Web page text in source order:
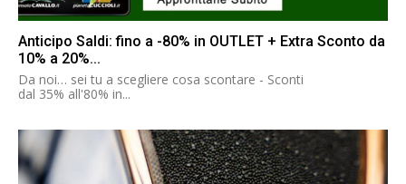
Anticipo Saldi: fino a -80% in OUTLET + Extra Sconto da
10% a 20%...
Da noi… sei tu a scegliere cosa scontare - Sconti
dal 35% all'80% in...